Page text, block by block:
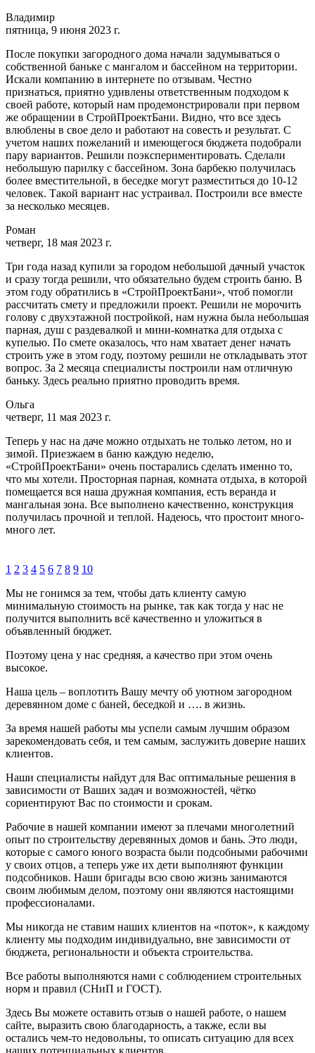
Владимир
пятница, 9 июня 2023 г.
После покупки загородного дома начали задумываться о
собственной баньке с мангалом и бассейном на территории.
Искали компанию в интернете по отзывам. Честно
признаться, приятно удивлены ответственным подходом к
своей работе, который нам продемонстрировали при первом
же обращении в СтройПроектБани. Видно, что все здесь
влюблены в свое дело и работают на совесть и результат. С
учетом наших пожеланий и имеющегося бюджета подобрали
пару вариантов. Решили поэкспериментировать. Сделали
небольшую парилку с бассейном. Зона барбекю получилась
более вместительной, в беседке могут разместиться до 10-12
человек. Такой вариант нас устраивал. Построили все вместе
за несколько месяцев.
Роман
четверг, 18 мая 2023 г.
Три года назад купили за городом небольшой дачный участок
и сразу тогда решили, что обязательно будем строить баню. В
этом году обратились в «СтройПроектБани», чтоб помогли
рассчитать смету и предложили проект. Решили не морочить
голову с двухэтажной постройкой, нам нужна была небольшая
парная, душ с раздевалкой и мини-комнатка для отдыха с
купелью. По смете оказалось, что нам хватает денег начать
строить уже в этом году, поэтому решили не откладывать этот
вопрос. За 2 месяца специалисты построили нам отличную
баньку. Здесь реально приятно проводить время.
Ольга
четверг, 11 мая 2023 г.
Теперь у нас на даче можно отдыхать не только летом, но и
зимой. Приезжаем в баню каждую неделю,
«СтройПроектБани» очень постарались сделать именно то,
что мы хотели. Просторная парная, комната отдыха, в которой
помещается вся наша дружная компания, есть веранда и
мангальная зона. Все выполнено качественно, конструкция
получилась прочной и теплой. Надеюсь, что простоит много-
много лет.
1 2 3 4 5 6 7 8 9 10
Мы не гонимся за тем, чтобы дать клиенту самую
минимальную стоимость на рынке, так как тогда у нас не
получится выполнить всё качественно и уложиться в
объявленный бюджет.
Поэтому цена у нас средняя, а качество при этом очень
высокое.
Наша цель – воплотить Вашу мечту об уютном загородном
деревянном доме с баней, беседкой и …. в жизнь.
За время нашей работы мы успели самым лучшим образом
зарекомендовать себя, и тем самым, заслужить доверие наших
клиентов.
Наши специалисты найдут для Вас оптимальные решения в
зависимости от Ваших задач и возможностей, чётко
сориентируют Вас по стоимости и срокам.
Рабочие в нашей компании имеют за плечами многолетний
опыт по строительству деревянных домов и бань. Это люди,
которые с самого юного возраста были подсобными рабочими
у своих отцов, а теперь уже их дети выполняют функции
подсобников. Наши бригады всю свою жизнь занимаются
своим любимым делом, поэтому они являются настоящими
профессионалами.
Мы никогда не ставим наших клиентов на «поток», к каждому
клиенту мы подходим индивидуально, вне зависимости от
бюджета, региональности и объекта строительства.
Все работы выполняются нами с соблюдением строительных
норм и правил (СНиП и ГОСТ).
Здесь Вы можете оставить отзыв о нашей работе, о нашем
сайте, выразить свою благодарность, а также, если вы
остались чем-то недовольны, то описать ситуацию для всех
наших потенциальных клиентов.